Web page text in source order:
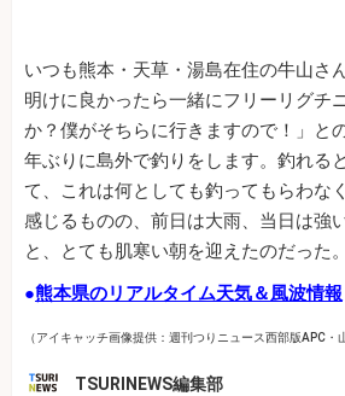
いつも熊本・天草・湯島在住の牛山さ
明けに良かったら一緒にフリーリグチ
か？僕がそちらに行きますので！」と
年ぶりに島外で釣りをします。釣れる
て、これは何としても釣ってもらわな
感じるものの、前日は大雨、当日は強
と、とても肌寒い朝を迎えたのだった。
●熊本県のリアルタイム天気＆風波情報
（アイキャッチ画像提供：週刊つりニュース西部版APC・
TSURINEWS編集部